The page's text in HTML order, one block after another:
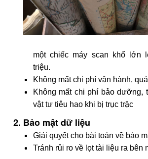
một chiếc máy scan khổ lớn
triệu.
Không mất chi phí vận hành,
Không mất chi phí bảo dưỡng,
vật tư tiêu hao khi bị trục trặc
2. Bảo mật dữ liệu
Giải quyết cho bài toán về bảo
Tránh rủi ro về lọt tài liệu ra bên